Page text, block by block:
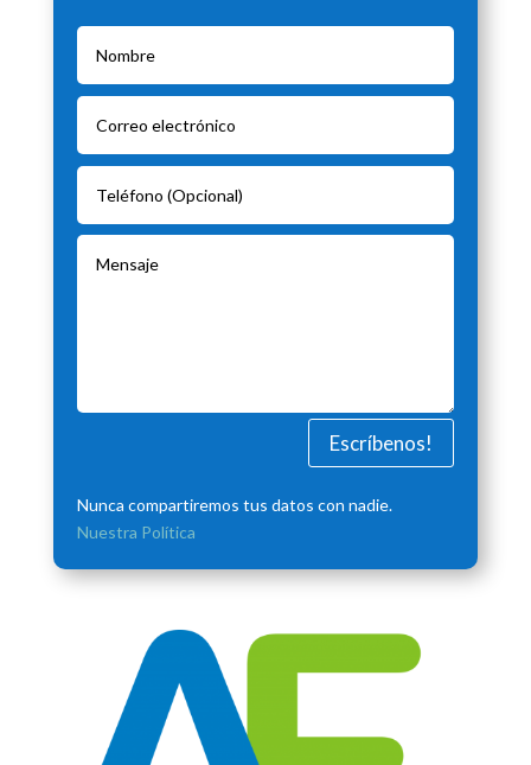
Escríbenos!
Nunca compartiremos tus datos con nadie.
Nuestra Política